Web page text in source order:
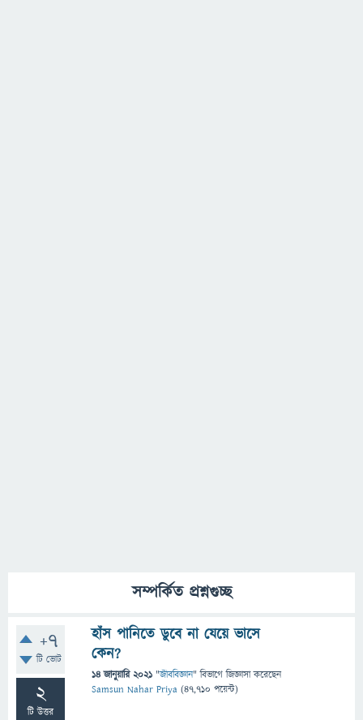
সম্পর্কিত প্রশ্নগুচ্ছ
+7
টি ভোট
2
টি উত্তর
হাঁস পানিতে ডুবে না যেয়ে ভাসে
কেন?
14 জানুয়ারি 2021 "জীববিজ্ঞান" বিভাগে জিজ্ঞাসাকরেছেন
Samsun Nahar Priya (47,710 পয়েন্ট)